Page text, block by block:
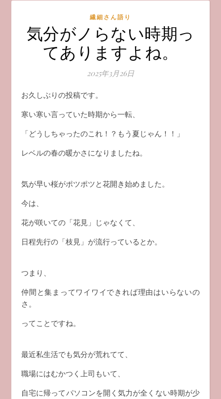
繊細さん語り
気分がノらない時期っ
てありますよね。
2025年3月26日
お久しぶりの投稿です。
寒い寒い言っていた時期から一転、
「どうしちゃったのこれ！？もう夏じゃん！！」
レベルの春の暖かさになりましたね。
気が早い桜がポツポツと花開き始めました。
今は、
花が咲いての「花見」じゃなくて、
日程先行の「枝見」が流行っているとか。
つまり、
仲間と集まってワイワイできれば理由はいらないの
さ。
ってことですね。
最近私生活でも気分が荒れてて、
職場にはむかつく上司もいて、
自宅に帰ってパソコンを開く気力が全くない時期が少